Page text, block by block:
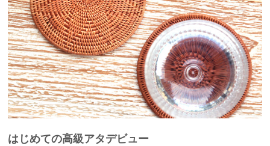
はじめての高級アタデビュー